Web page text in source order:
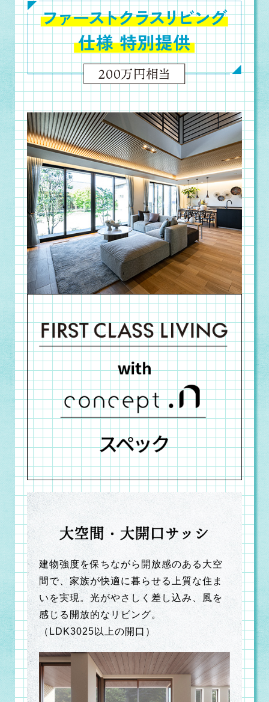
大空間・大開口サッシ
建物強度を保ちながら開放感のある大空
間で、家族が快適に暮らせる上質な住ま
いを実現。光がやさしく差し込み、風を
感じる開放的なリビング。
（LDK3025以上の開口）